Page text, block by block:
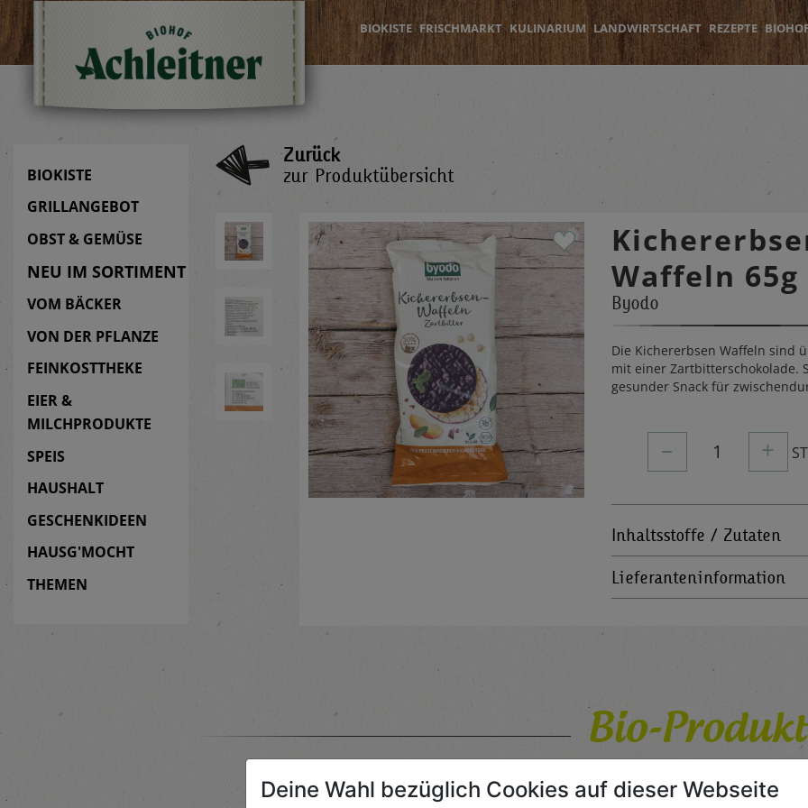
BIOKISTE FRISCHMARKT KULINARIUM LANDWIRTSCHAFT REZEPTE
BIOKISTE
GRILLANGEBOT
OBST & GEMÜSE
NEU IM SORTIMENT
VOM BÄCKER
VON DER PFLANZE
FEINKOSTTHEKE
EIER &
MILCHPRODUKTE
SPEIS
HAUSHALT
GESCHENKIDEEN
HAUSG'MOCHT
THEMEN
Zurück
zur Produktübersicht
Waffeln 65g
Byodo
Die Kichererbsen Waffeln sind
mit einer Zartbitterschokolade.
gesunder Snack für
– 1 +
Inhaltsstoffe / Zutaten
Lieferanteninformation
Bio-
Deine Wahl bezüglich Cookies auf dieser Webseite